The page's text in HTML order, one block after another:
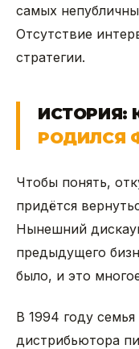
самых
Отсутствие
стратегии.
ИСТОРИЯ:
РОДИЛСЯ
Чтобы понять,
придётся
Нынешний
предыдущего
было, и это
В 1994 году
дистрибьютора